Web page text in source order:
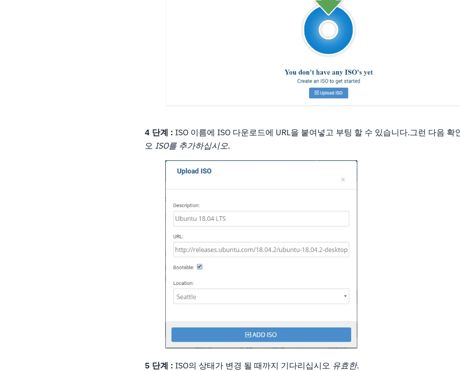
4 단계 : ISO 이름에 ISO 다운로드에 URL을 붙여넣고 부팅 할 수 있습니다.그런 다음 확
오 ISO를 추가하십시오.
5 단계 : ISO의 상태가 변경 될 때까지 기다리십시오 유효한.